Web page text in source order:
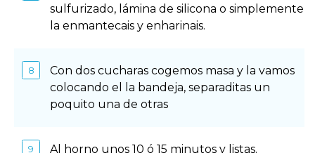
sulfurizado, lámina de silicona o simplemente
la enmantecais y enharinais.
Con dos cucharas cogemos masa y la vamos
colocando el la bandeja, separaditas un
poquito una de otras
Al horno unos 10 ó 15 minutos y listas.